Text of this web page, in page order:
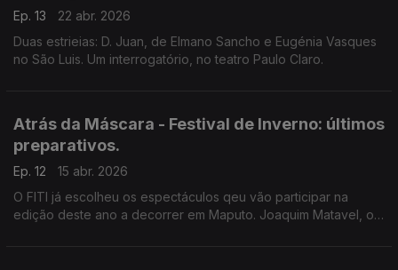
Ep. 13
22 abr. 2026
Duas estrieias: D. Juan, de Elmano Sancho e Eugénia Vasques
no São Luis. Um interrogatório, no teatro Paulo Claro.
Atrás da Máscara - Festival de Inverno: últimos
preparativos.
Ep. 12
15 abr. 2026
O FITI já escolheu os espectáculos qeu vão participar na
edição deste ano a decorrer em Maputo. Joaquim Matavel, o